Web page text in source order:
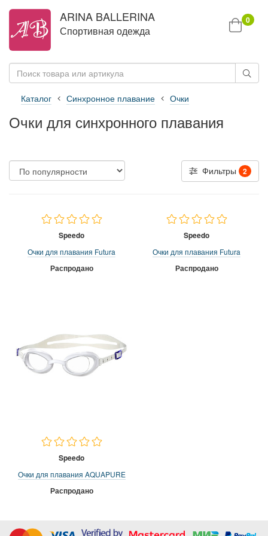
ARINA BALLERINA
Спортивная одежда
0
Каталог Синхронное плавание Очки
Очки для синхронного плавания
Фильтры 2
Speedo
Очки для плавания Futura
Распродано
Speedo
Очки для плавания Futura
Распродано
Speedo
Очки для плавания AQUAPURE
Распродано